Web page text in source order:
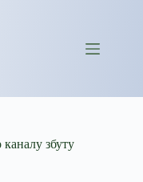
збуту